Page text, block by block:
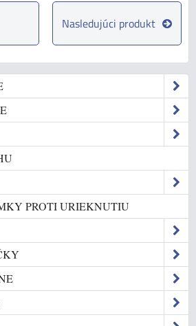
Nasledujúci produkt
PROTI URIEKNUTIU